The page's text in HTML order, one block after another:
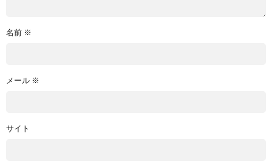
名前 ※
メール ※
サイト